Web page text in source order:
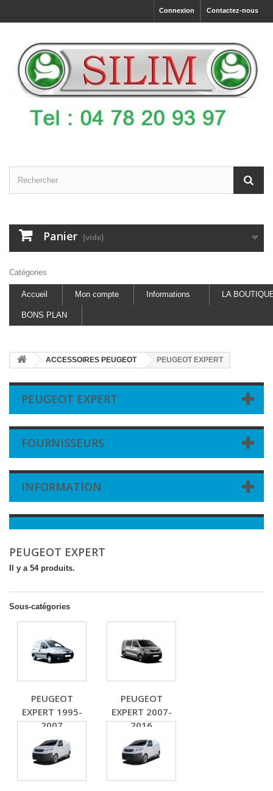
Contactez-nous
Connexion
Panier (vide)
Catégories
Accueil Mon compte Informations LA
BONS PLAN
ACCESSOIRES PEUGEOT PEUGEOT EXPERT
PEUGEOT EXPERT
FOURNISSEURS
INFORMATION
PEUGEOT EXPERT
Il y a 54 produits.
Sous-catégories
PEUGEOT
EXPERT 1995-
2007
PEUGEOT
EXPERT 2007-
2016